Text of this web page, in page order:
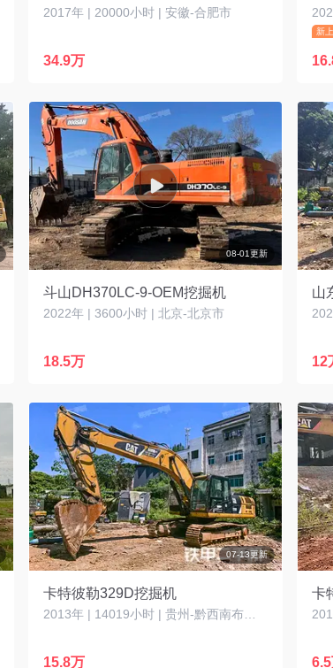
2017年 | 20000小时 | 安徽-合肥市
34.9万
新
08-01更新
斗山DH370LC-9-OEM挖掘机
2022年 | 3600小时 | 北京-北京市
18.5万
山
12
07-13更新
卡特彼勒329D挖掘机
15.8万